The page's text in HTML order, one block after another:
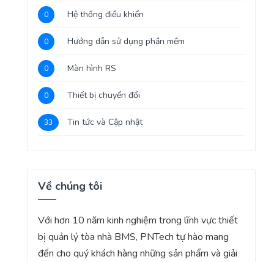
0 Hệ thống điều khiển
0 Hướng dẫn sử dụng phần mềm
0 Màn hình RS
0 Thiết bị chuyển đổi
33 Tin tức và Cập nhật
Về chúng tôi
Với hơn 10 năm kinh nghiệm trong lĩnh vực thiết
bị quản lý tòa nhà BMS, PNTech tự hào mang
đến cho quý khách hàng những sản phẩm và giải